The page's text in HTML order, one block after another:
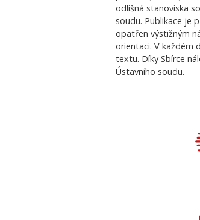
odlišná stanoviska
soudu. Publikace je
opatřen výstižným
orientaci. V každém
textu. Díky Sbírce
Ústavního soudu.